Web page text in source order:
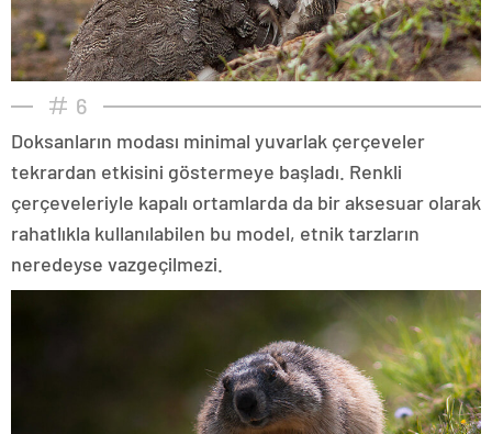
6
Doksanların modası minimal yuvarlak çerçeveler
tekrardan etkisini göstermeye başladı. Renkli
çerçeveleriyle kapalı ortamlarda da bir aksesuar olarak
rahatlıkla kullanılabilen bu model, etnik tarzların
neredeyse vazgeçilmezi.